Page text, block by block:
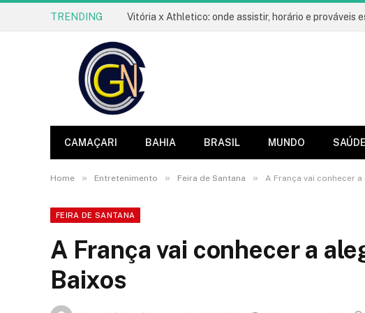
TRENDING
CAMAÇARI BAHIA BRASIL MUNDO SAÚDE
Home » Entretenimento » Feira de Santana » A França vai conhecer
FEIRA DE SANTANA
A França vai conhecer a
Baixos